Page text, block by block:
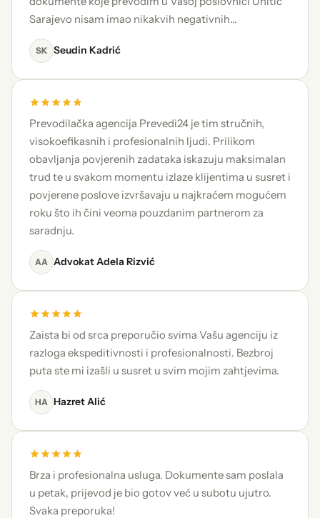
Sarajevo nisam imao nikakvih negativnih…
SK Seudin Kadrić
Prevodilačka agencija Prevedi24 je tim stručnih,
visokoefikasnih i profesionalnih ljudi. Prilikom
obavljanja povjerenih zadataka iskazuju maksimalan
trud te u svakom momentu izlaze klijentima u susret i
povjerene poslove izvršavaju u najkraćem mogućem
roku što ih čini veoma pouzdanim partnerom za
saradnju.
AA Advokat Adela Rizvić
Zaista bi od srca preporučio svima Vašu agenciju iz
razloga ekspeditivnosti i profesionalnosti. Bezbroj
puta ste mi izašli u susret u svim mojim zahtjevima.
HA Hazret Alić
Brza i profesionalna usluga. Dokumente sam poslala
u petak, prijevod je bio gotov već u subotu ujutro.
Svaka preporuka!